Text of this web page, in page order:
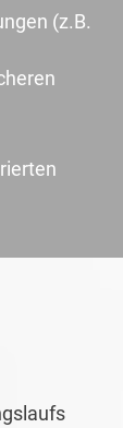
(z.B.